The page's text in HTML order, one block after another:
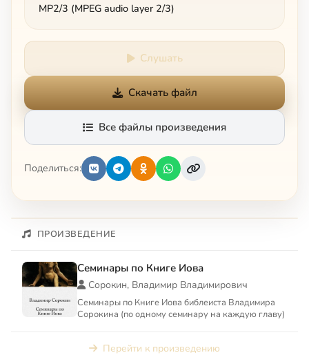
MP2/3 (MPEG audio layer 2/3)
Слушать
Скачать файл
Все файлы произведения
Поделиться:
ПРОИЗВЕДЕНИЕ
Семинары по Книге Иова
Сорокин, Владимир Владимирович
Семинары по Книге Иова библеиста Владимира
Сорокина (по одному семинару на каждую главу)
Перейти к произведению